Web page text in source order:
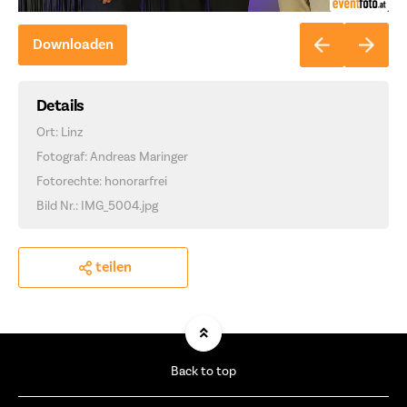
Downloaden
Details
Ort: Linz
Fotograf: Andreas Maringer
Fotorechte: honorarfrei
Bild Nr.: IMG_5004.jpg
teilen
Back to top